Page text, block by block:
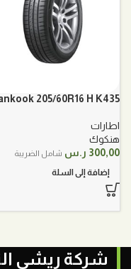
205/60R16 H K435
اطارات
هنكوك
300,00 ر.س شامل الضريبة
إضافة إلى السلة
شركة ريشي